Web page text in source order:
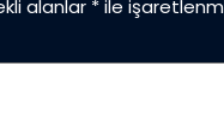
alanlar *ile